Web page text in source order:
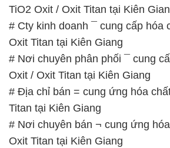
TiO2 Oxit / Oxit Titan tại Kiên
# Cty kinh doanh ¯ cung cấp hóa
Oxit Titan tại Kiên Giang
# Nơi chuyên phân phối ¯ cung
Oxit / Oxit Titan tại Kiên Giang
# Địa chỉ bán = cung ứng hóa
Titan tại Kiên Giang
# Nơi chuyên bán ¬ cung ứng
Oxit Titan tại Kiên Giang